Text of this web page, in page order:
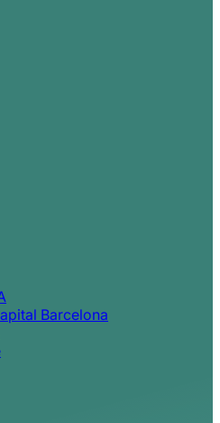
Barcelona